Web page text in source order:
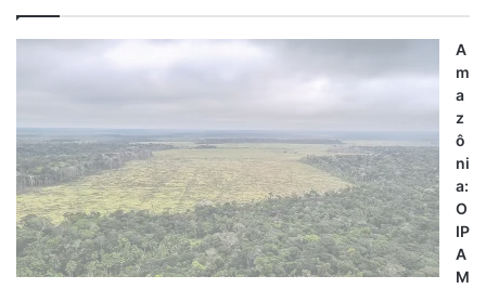
A
m
a
z
ô
ni
a:
O
IP
A
M